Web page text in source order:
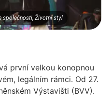
společnosti, Životní styl
první velkou konopnou
legálním rámci. Od 27.
Výstavišti (BVV).